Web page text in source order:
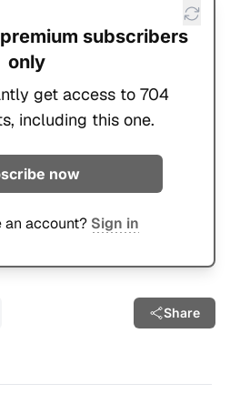
subscribers
only
get access to 704
including this one.
now
an account? Sign in
Share